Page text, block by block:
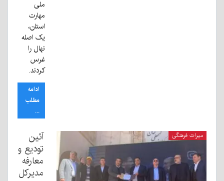
ملی
مهارت
استان،
یک اصله
نهال را
غرس
کردند.
ادامه
مطلب
...
میراث فرهنگی
آئین
تودیع و
معارفه
مدیرکل